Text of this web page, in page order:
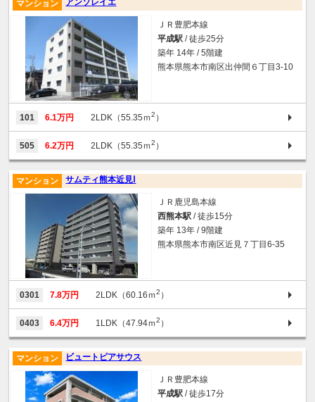
アンソレイエ
マンション
ＪＲ豊肥本線
平成駅 / 徒歩25分
築年 14年 / 5階建
熊本県熊本市南区出仲間６丁目3-10
101 6.1万円 2LDK（55.35ｍ2 ）
505 6.2万円 2LDK（55.35ｍ2 ）
サムティ熊本近見Ⅰ
マンション
ＪＲ鹿児島本線
西熊本駅 / 徒歩15分
築年 13年 / 9階建
熊本県熊本市南区近見７丁目6-35
0301 7.8万円 2LDK（60.16ｍ2 ）
0403 6.4万円 1LDK（47.94ｍ2 ）
ビュートピアサウス
マンション
ＪＲ豊肥本線
平成駅 / 徒歩17分